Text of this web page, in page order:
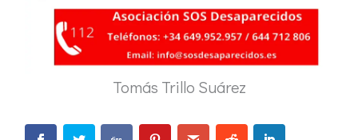
Tomás Trillo Suárez